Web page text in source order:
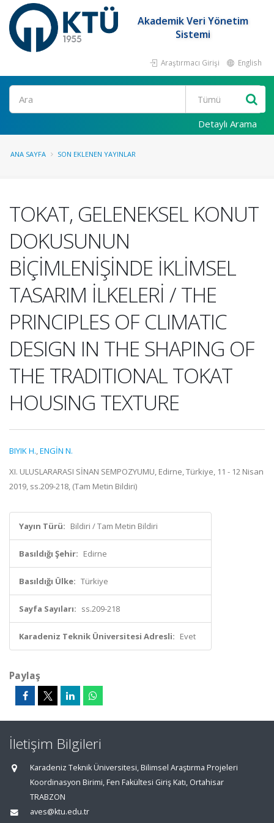
Akademik Veri Yönetim
Sistemi
Araştırmacı Girişi English
Ara
Detaylı Arama
ANA SAYFA SON EKLENEN YAYINLAR
TOKAT, GELENEKSEL KONUT
DOKUSUNUN
BİÇİMLENİŞİNDE İKLİMSEL
TASARIM İLKELERİ / THE
PRINCIPLES OF CLIMATIC
DESIGN IN THE SHAPING OF
THE TRADITIONAL TOKAT
HOUSING TEXTURE
BIYIK H.,ENGİN N.
XI. ULUSLARARASI SİNAN SEMPOZYUMU, Edirne, Türkiye, 11 - 12 Nisan
2019, ss.209-218, (Tam Metin Bildiri)
Yayın Türü: Bildiri / Tam Metin Bildiri
Basıldığı Şehir: Edirne
Basıldığı Ülke: Türkiye
Sayfa Sayıları: ss.209-218
Karadeniz Teknik Üniversitesi Adresli: Evet
Paylaş
İletişim Bilgileri
Karadeniz Teknik Üniversitesi, Bilimsel Araştırma Projeleri
Koordinasyon Birimi, Fen Fakültesi Giriş Katı, Ortahisar
TRABZON
aves@ktu.edu.tr